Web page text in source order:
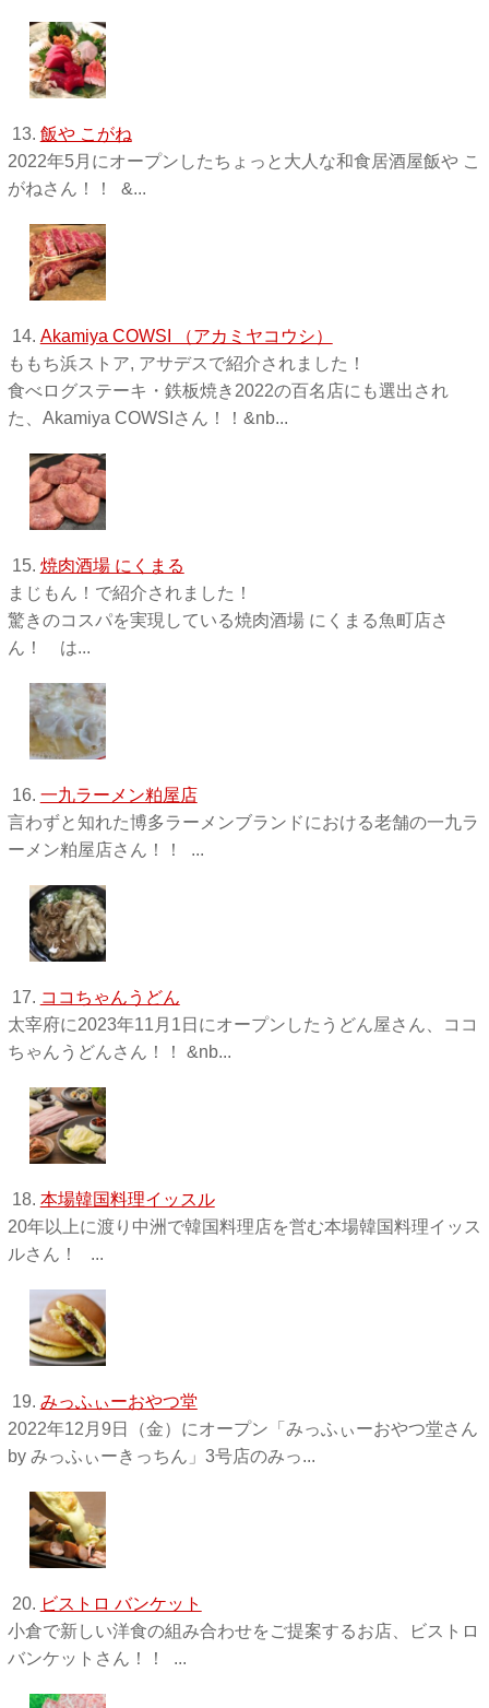
13. 飯や こがね
2022年5月にオープンしたちょっと大人な和食居酒屋飯や こ
がねさん！！ &...
14. Akamiya COWSI （アカミヤコウシ）
ももち浜ストア, アサデスで紹介されました！
食べログステーキ・鉄板焼き2022の百名店にも選出され
た、Akamiya COWSIさん！！&nb...
15. 焼肉酒場 にくまる
まじもん！で紹介されました！
驚きのコスパを実現している焼肉酒場 にくまる魚町店さ
ん！ は...
16. 一九ラーメン粕屋店
言わずと知れた博多ラーメンブランドにおける老舗の一九ラ
ーメン粕屋店さん！！ ...
17. ココちゃんうどん
太宰府に2023年11月1日にオープンしたうどん屋さん、ココ
ちゃんうどんさん！！ &nb...
18. 本場韓国料理イッスル
20年以上に渡り中洲で韓国料理店を営む本場韓国料理イッス
ルさん！ ...
19. みっふぃーおやつ堂
2022年12月9日（金）にオープン「みっふぃーおやつ堂さん
by みっふぃーきっちん」3号店のみっ...
20. ビストロ バンケット
小倉で新しい洋食の組み合わせをご提案するお店、ビストロ
バンケットさん！！ ...